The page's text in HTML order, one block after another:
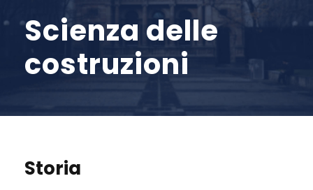
Scienza delle
costruzioni
Storia